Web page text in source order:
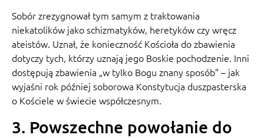
Sobór zrezygnował tym samym z traktowania
niekatolików jako schizmatyków, heretyków czy wręcz
ateistów. Uznał, że konieczność Kościoła do zbawienia
dotyczy tych, którzy uznają jego Boskie pochodzenie. Inni
dostępują zbawienia „w tylko Bogu znany sposób” – jak
wyjaśni rok później soborowa Konstytucja duszpasterska
o Kościele w świecie współczesnym.
3. Powszechne powołanie do